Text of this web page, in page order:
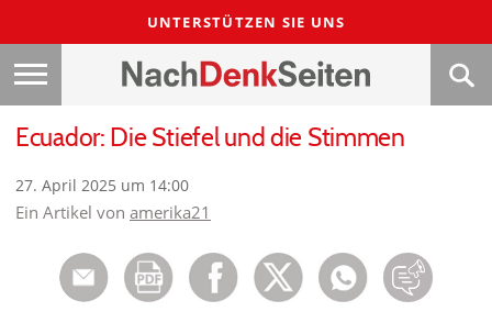
UNTERSTÜTZEN SIE UNS
Ecuador: Die Stiefel und die Stimmen
27. April 2025 um 14:00
Ein Artikel von amerika21